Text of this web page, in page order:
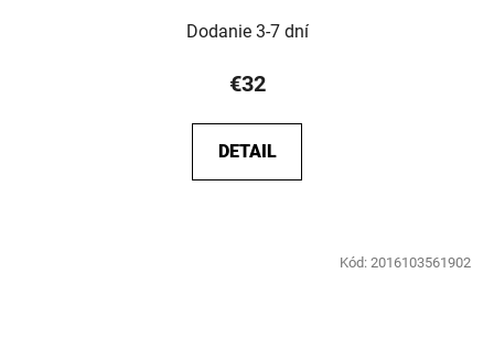
Dodanie 3-7 dní
€32
DETAIL
Kód: 2016103561902